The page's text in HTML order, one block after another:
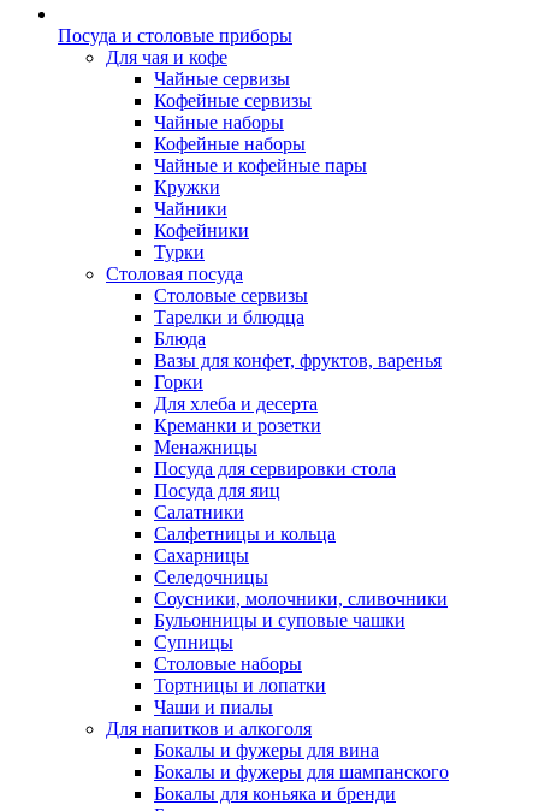
Посуда и столовые приборы
Для чая и кофе
Чайные сервизы
Кофейные сервизы
Чайные наборы
Кофейные наборы
Чайные и кофейные пары
Кружки
Чайники
Кофейники
Турки
Столовая посуда
Столовые сервизы
Тарелки и блюдца
Блюда
Вазы для конфет, фруктов, варенья
Горки
Для хлеба и десерта
Креманки и розетки
Менажницы
Посуда для сервировки стола
Посуда для яиц
Салатники
Салфетницы и кольца
Сахарницы
Селедочницы
Соусники, молочники, сливочники
Бульонницы и суповые чашки
Супницы
Столовые наборы
Тортницы и лопатки
Чаши и пиалы
Для напитков и алкоголя
Бокалы и фужеры для вина
Бокалы и фужеры для шампанского
Бокалы для коньяка и бренди